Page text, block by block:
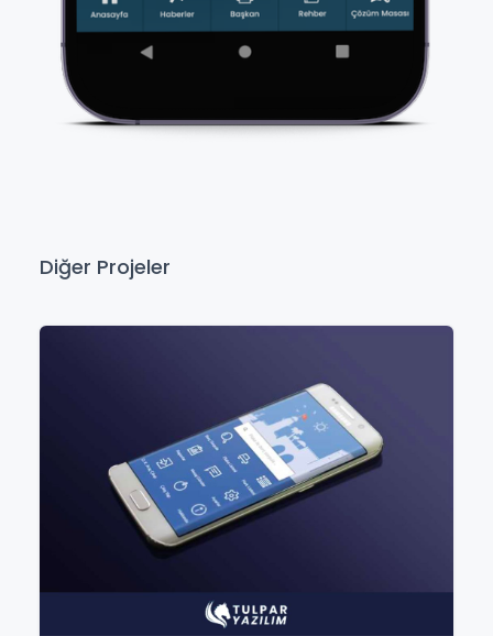
Diğer Projeler